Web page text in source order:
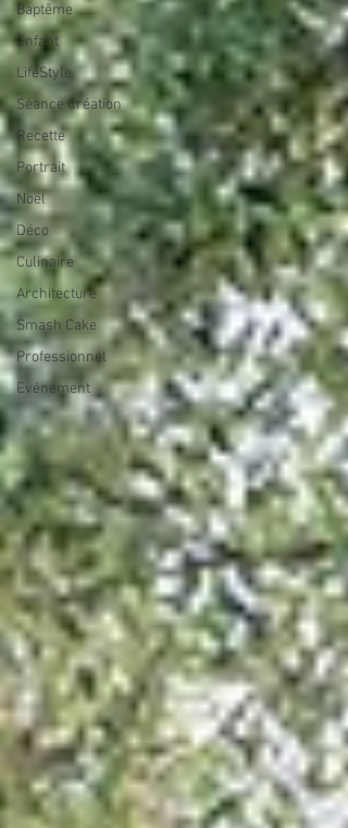
Baptême
Enfant
LifeStyle
Séance Création
Recette
Portrait
Noël
Déco
Culinaire
Architecture
Smash Cake
Professionnel
Evénement